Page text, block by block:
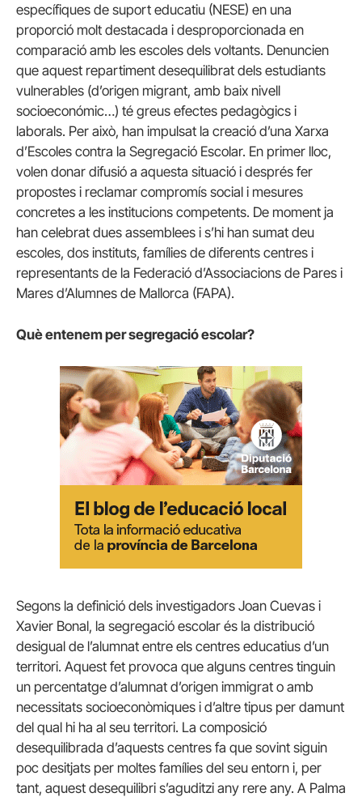
específiques de suport educatiu (NESE) en una
proporció molt destacada i desproporcionada en
comparació amb les escoles dels voltants. Denuncien
que aquest repartiment desequilibrat dels estudiants
vulnerables (d’origen migrant, amb baix nivell
socioeconómic…) té greus efectes pedagògics i
laborals. Per això, han impulsat la creació d’una Xarxa
d’Escoles contra la Segregació Escolar. En primer lloc,
volen donar difusió a aquesta situació i després fer
propostes i reclamar compromís social i mesures
concretes a les institucions competents. De moment ja
han celebrat dues assemblees i s’hi han sumat deu
escoles, dos instituts, famílies de diferents centres i
representants de la Federació d’Associacions de Pares i
Mares d’Alumnes de Mallorca (FAPA).
Què entenem per segregació escolar?
Segons la definició dels investigadors Joan Cuevas i
Xavier Bonal, la segregació escolar és la distribució
desigual de l’alumnat entre els centres educatius d’un
territori. Aquest fet provoca que alguns centres tinguin
un percentatge d’alumnat d’origen immigrat o amb
necessitats socioeconòmiques i d’altre tipus per damunt
del qual hi ha al seu territori. La composició
desequilibrada d’aquests centres fa que sovint siguin
poc desitjats per moltes famílies del seu entorn i, per
tant, aquest desequilibri s’aguditzi any rere any. A Palma